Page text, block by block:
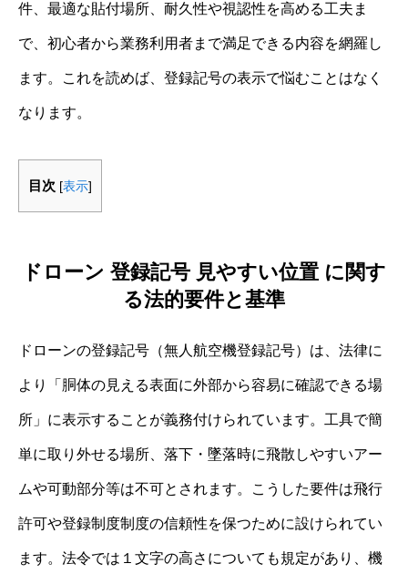
件、最適な貼付場所、耐久性や視認性を高める工夫ま
で、初心者から業務利用者まで満足できる内容を網羅し
ます。これを読めば、登録記号の表示で悩むことはなく
なります。
目次 [表示]
ドローン 登録記号 見やすい位置 に関す
る法的要件と基準
ドローンの登録記号（無人航空機登録記号）は、法律に
より「胴体の見える表面に外部から容易に確認できる場
所」に表示することが義務付けられています。工具で簡
単に取り外せる場所、落下・墜落時に飛散しやすいアー
ムや可動部分等は不可とされます。こうした要件は飛行
許可や登録制度制度の信頼性を保つために設けられてい
ます。法令では１文字の高さについても規定があり、機